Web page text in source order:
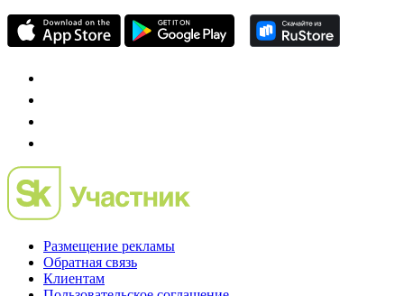
Размещение рекламы
Обратная связь
Клиентам